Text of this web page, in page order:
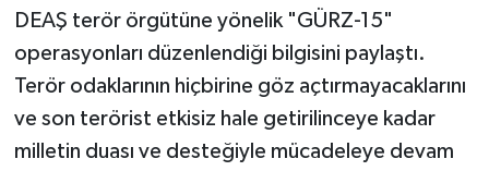
DEAŞ terör örgütüne yönelik "GÜRZ-15"
operasyonları düzenlendiği bilgisini paylaştı.
Terör odaklarının hiçbirine göz açtırmayacaklarını
ve son terörist etkisiz hale getirilinceye kadar
milletin duası ve desteğiyle mücadeleye devam
Yaşam